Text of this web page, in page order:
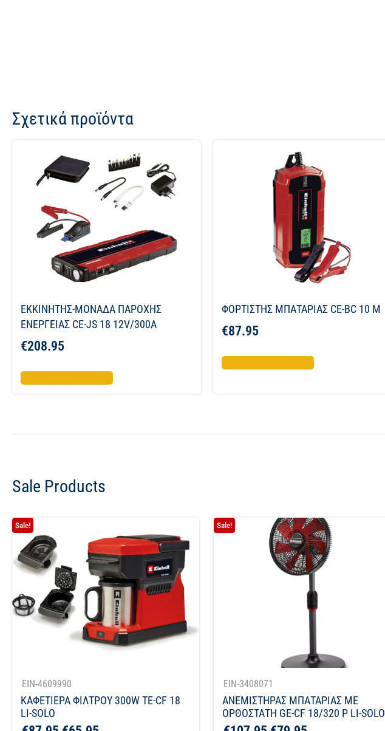
Σχετικά προϊόντα
ΕΚΚΙΝΗΤΗΣ-ΜΟΝΑΔΑ ΠΑΡΟΧΗΣ
ΕΝΕΡΓΕΙΑΣ CE-JS 18 12V/300A
€208.95
ΦΟΡΤΙΣΤΗΣ ΜΠΑΤΑΡΙΑΣ CE-BC 10 M
€87.95
Sale Products
Sale!
EIN-4609990
ΚΑΦΕΤΙΕΡΑ ΦΙΛΤΡΟΥ 300W TE-CF 18
LI-SOLO
Sale!
EIN-3408071
ΑΝΕΜΙΣΤΗΡΑΣ ΜΠΑΤΑΡΙΑΣ ΜΕ
ΟΡΘΟΣΤΑΤΗ GE-CF 18/320 P LI-SOLO